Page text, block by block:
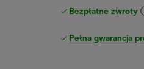
Bezpłatne zwroty
Pełna gwarancja